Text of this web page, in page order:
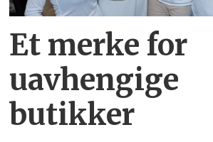
Et merke for
uavhengige
butikker